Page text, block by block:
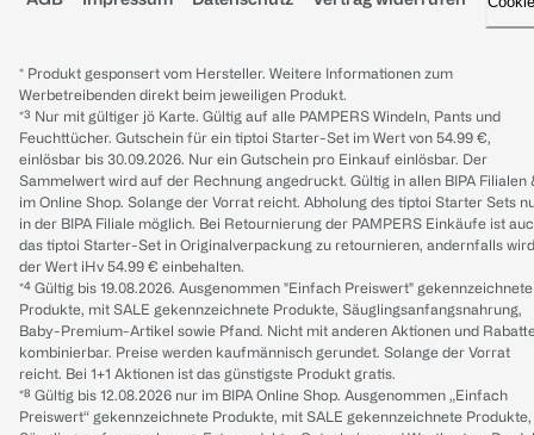
* Produkt gesponsert vom Hersteller. Weitere Informationen zum
Werbetreibenden direkt beim jeweiligen Produkt.
*³ Nur mit gültiger jö Karte. Gültig auf alle PAMPERS Windeln, Pants und
Feuchttücher. Gutschein für ein tiptoi Starter-Set im Wert von 54.99 €,
einlösbar bis 30.09.2026. Nur ein Gutschein pro Einkauf einlösbar. Der
Sammelwert wird auf der Rechnung angedruckt. Gültig in allen BIPA Filialen
im Online Shop. Solange der Vorrat reicht. Abholung des tiptoi Starter Sets
in der BIPA Filiale möglich. Bei Retournierung der PAMPERS Einkäufe ist
das tiptoi Starter-Set in Originalverpackung zu retournieren, andernfalls wird
der Wert iHv 54.99 € einbehalten.
*⁴ Gültig bis 19.08.2026. Ausgenommen "Einfach Preiswert" gekennzeichnete
Produkte, mit SALE gekennzeichnete Produkte, Säuglingsanfangsnahrung,
Baby-Premium-Artikel sowie Pfand. Nicht mit anderen Aktionen und
kombinierbar. Preise werden kaufmännisch gerundet. Solange der Vorrat
reicht. Bei 1+1 Aktionen ist das günstigste Produkt gratis.
*⁸ Gültig bis 12.08.2026 nur im BIPA Online Shop. Ausgenommen „Einfach
Preiswert“ gekennzeichnete Produkte, mit SALE gekennzeichnete Produkte,